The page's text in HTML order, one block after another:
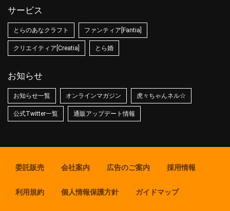
サービス
とらのあなクラフト ファンティア[Fantia]
クリエイティア[Creatia] とら婚
お知らせ
お知らせ一覧 オンラインマガジン 虎々ちゃんネル☆
公式Twitter一覧 通販アップデート情報
委託販売 会社案内 広告のご案内 採用情報
利用規約 個人情報保護方針 ガイドマップ